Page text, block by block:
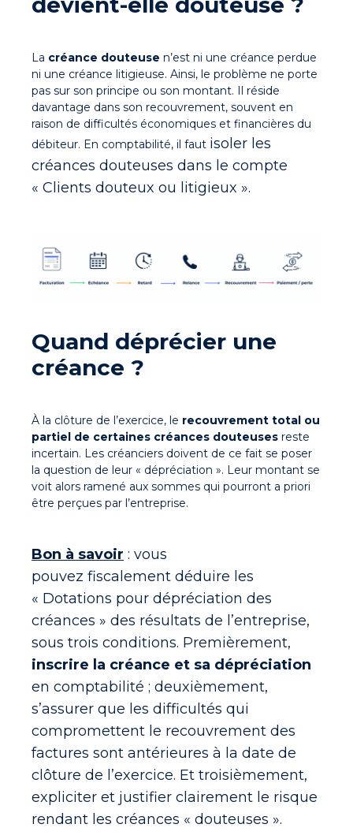
La créance douteuse n’est ni une créance perdue
ni une créance litigieuse. Ainsi, le problème ne porte
pas sur son principe ou son montant. Il réside
davantage dans son recouvrement, souvent en
raison de difficultés économiques et financières du
débiteur. En comptabilité, il faut isoler les
créances douteuses dans le compte
« Clients douteux ou litigieux ».
Quand déprécier une
créance ?
À la clôture de l’exercice, le recouvrement total ou
partiel de certaines créances douteuses reste
incertain. Les créanciers doivent de ce fait se poser
la question de leur « dépréciation ». Leur montant se
voit alors ramené aux sommes qui pourront a priori
être perçues par l’entreprise.
Bon à savoir : vous
pouvez fiscalement déduire les
« Dotations pour dépréciation des
créances » des résultats de l’entreprise,
sous trois conditions. Premièrement,
inscrire la créance et sa dépréciation
en comptabilité ; deuxièmement,
s’assurer que les difficultés qui
compromettent le recouvrement des
factures sont antérieures à la date de
clôture de l’exercice. Et troisièmement,
expliciter et justifier clairement le risque
rendant les créances « douteuses ».